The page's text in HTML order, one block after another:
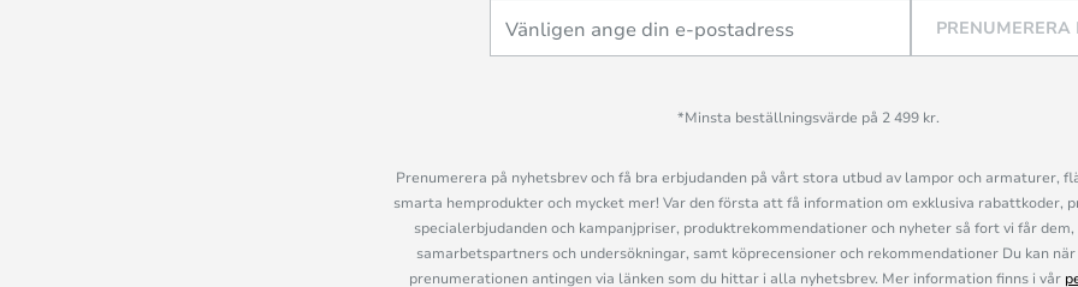
PRENUMERERA
*Minsta beställningsvärde på 2 499 kr.
Prenumerera på nyhetsbrev och få bra erbjudanden på vårt stora utbud av lampor och armaturer,
smarta hemprodukter och mycket mer! Var den första att få information om exklusiva rabattkoder,
specialerbjudanden och kampanjpriser, produktrekommendationer och nyheter så fort vi får
samarbetspartners och undersökningar, samt köprecensioner och rekommendationer Du kan
prenumerationen antingen via länken som du hittar i alla nyhetsbrev. Mer information finns i vår